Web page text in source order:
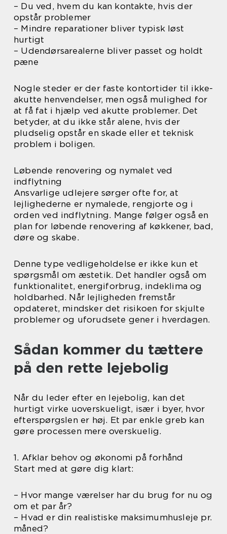
– Du ved, hvem du kan kontakte, hvis der
opstår problemer
– Mindre reparationer bliver typisk løst
hurtigt
– Udendørsarealerne bliver passet og holdt
pæne
Nogle steder er der faste kontortider til ikke-
akutte henvendelser, men også mulighed for
at få fat i hjælp ved akutte problemer. Det
betyder, at du ikke står alene, hvis der
pludselig opstår en skade eller et teknisk
problem i boligen.
Løbende renovering og nymalet ved
indflytning
Ansvarlige udlejere sørger ofte for, at
lejlighederne er nymalede, rengjorte og i
orden ved indflytning. Mange følger også en
plan for løbende renovering af køkkener, bad,
døre og skabe.
Denne type vedligeholdelse er ikke kun et
spørgsmål om æstetik. Det handler også om
funktionalitet, energiforbrug, indeklima og
holdbarhed. Når lejligheden fremstår
opdateret, mindsker det risikoen for skjulte
problemer og uforudsete gener i hverdagen.
Sådan kommer du tættere
på den rette lejebolig
Når du leder efter en lejebolig, kan det
hurtigt virke uoverskueligt, især i byer, hvor
efterspørgslen er høj. Et par enkle greb kan
gøre processen mere overskuelig.
1. Afklar behov og økonomi på forhånd
Start med at gøre dig klart:
– Hvor mange værelser har du brug for nu og
om et par år?
– Hvad er din realistiske maksimumhusleje pr.
måned?